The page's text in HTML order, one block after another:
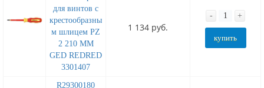
для винтов с
крестообразны
м шлицем PZ
2 210 MM
GED REDRED
3301407
1 134 руб.
- +
купить
R29300180